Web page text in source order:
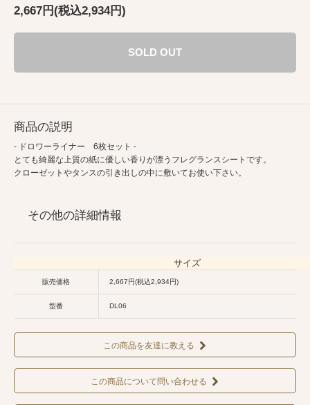
2,667円(税込2,934円)
SOLD OUT
商品の説明
- ドロワーライナー 6枚セット -
とても綺麗な上質の紙に優しい香りが漂うフレグランスシートです。
クローゼットやタンスの引き出しの中に敷いてお使い下さい。
その他の詳細情報
サイズ
販売価格 2,667円(税込2,934円)
型番 DL06
この商品を友達に教える
この商品について問い合わせる